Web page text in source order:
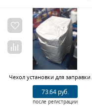
73.64 руб.
после регистрации